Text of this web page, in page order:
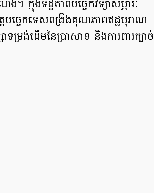
នុងទិដ្ឋភាពបច្ចេកវិទ្យាសម្ភារៈ
បច្ចេកទេសពង្រឹងគុណភាពឥដ្ឋបុរាណ
ម្រង់ដើមនៃប្រាសាទ និងការពារក្បាច់